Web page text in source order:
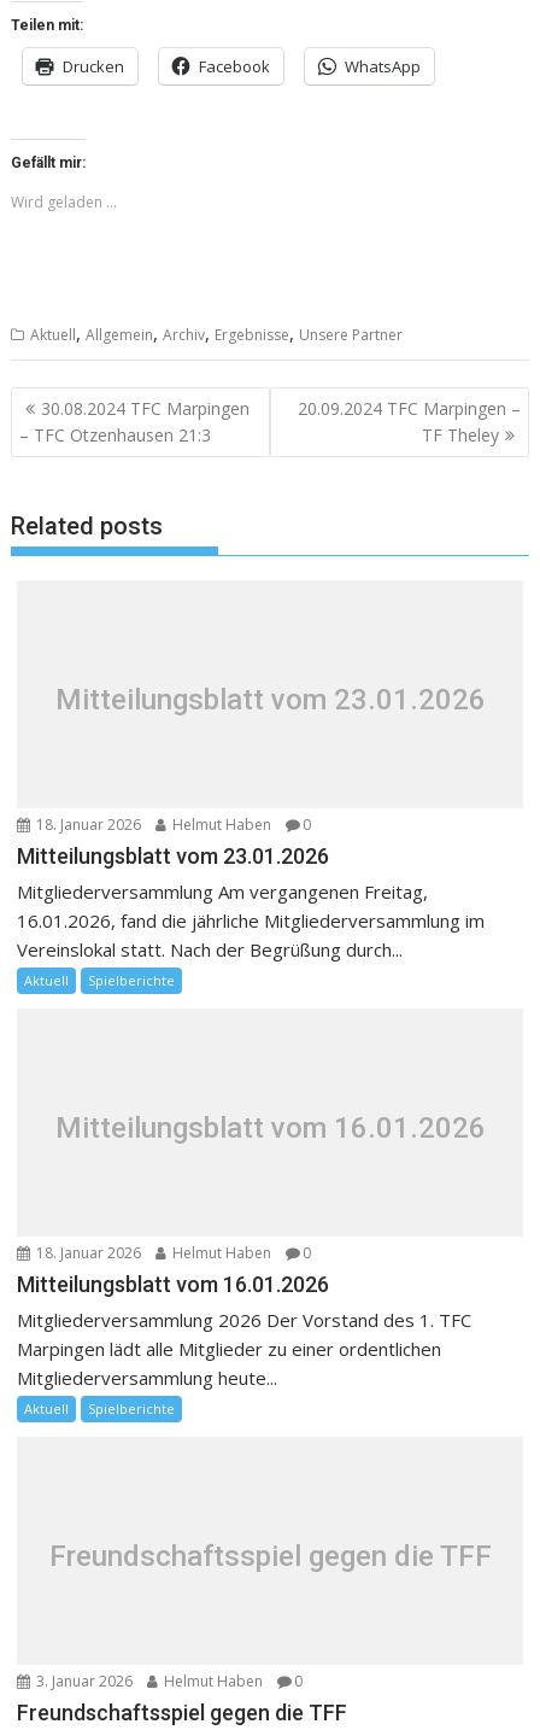
Teilen mit:
Drucken Facebook WhatsApp
Gefällt mir:
Wird geladen …
Aktuell,Allgemein,Archiv, Ergebnisse, Unsere Partner
Beitragsnavigation
30.08.2024 TFC Marpingen
– TFC Otzenhausen 21:3
20.09.2024 TFC Marpingen –
TF Theley
Related posts
Mitteilungsblatt vom 23.01.2026
18. Januar 2026 Helmut Haben 0
Mitteilungsblatt vom 23.01.2026
Mitgliederversammlung Am vergangenen Freitag,
16.01.2026, fand die jährliche Mitgliederversammlung im
Vereinslokal statt. Nach der Begrüßung durch...
Aktuell Spielberichte
Mitteilungsblatt vom 16.01.2026
18. Januar 2026 Helmut Haben 0
Mitteilungsblatt vom 16.01.2026
Mitgliederversammlung 2026 Der Vorstand des 1. TFC
Marpingen lädt alle Mitglieder zu einer ordentlichen
Mitgliederversammlung heute...
Aktuell Spielberichte
Freundschaftsspiel gegen die TFF
3. Januar 2026 Helmut Haben 0
Freundschaftsspiel gegen die TFF